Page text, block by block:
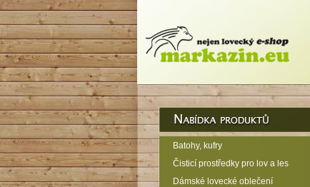
Batohy, kufry
Čisticí prostředky pro lov a les
Dámské lovecké oblečení